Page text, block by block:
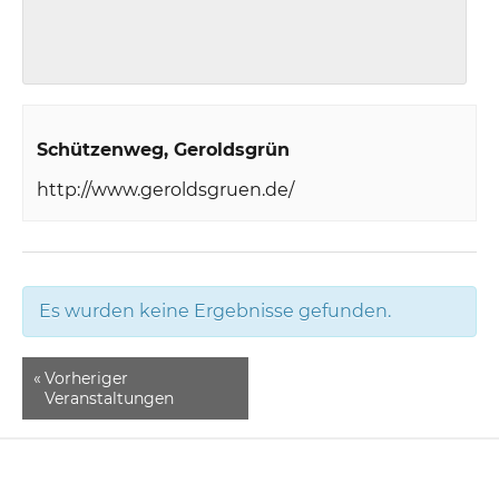
Schützenweg Geroldsgrün
http://www.geroldsgruen.de/
Es wurden keine Ergebnisse gefunden.
« Vorheriger
Veranstaltungen